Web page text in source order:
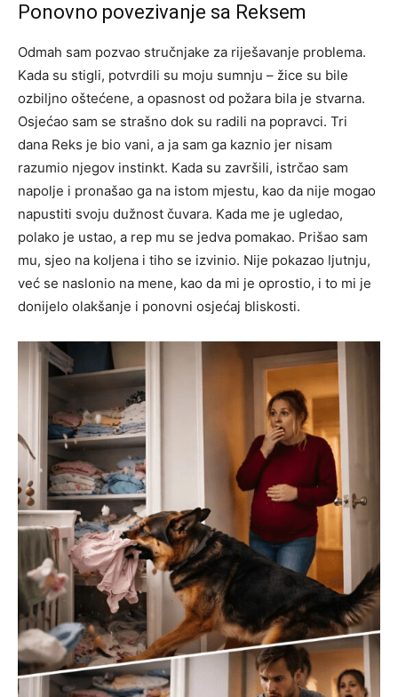
Ponovno povezivanje sa Reksem
Odmah sam pozvao stručnjake za riješavanje problema.
Kada su stigli, potvrdili su moju sumnju – žice su bile
ozbiljno oštećene, a opasnost od požara bila je stvarna.
Osjećao sam se strašno dok su radili na popravci. Tri
dana Reks je bio vani, a ja sam ga kaznio jer nisam
razumio njegov instinkt. Kada su završili, istrčao sam
napolje i pronašao ga na istom mjestu, kao da nije mogao
napustiti svoju dužnost čuvara. Kada me je ugledao,
polako je ustao, a rep mu se jedva pomakao. Prišao sam
mu, sjeo na koljena i tiho se izvinio. Nije pokazao ljutnju,
već se naslonio na mene, kao da mi je oprostio, i to mi je
donijelo olakšanje i ponovni osjećaj bliskosti.